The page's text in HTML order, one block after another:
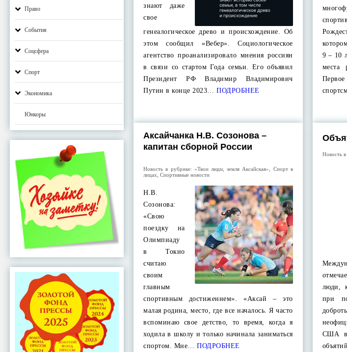
Право
События
Соцсфера
Спорт
Экономика
Юнкоры
знают даже
свое
генеалогическое древо и происхождение. Об
этом сообщил «Вебер». Социологическое
агентство проанализировало мнения россиян
в связи со стартом Года семьи. Его объявил
Президент РФ Владимир Владимирович
Путин в конце 2023… ПОДРОБНЕЕ
9 – 10
места
Аксайчанка Н.В. Созонова –
капитан сборной России
Новость в рубрике: «Твои люди, земля Аксайская»
Спорт в
лицах ,Спортивные новости
Н.В.
Созонова:
«Свою
поездку на
Олимпиаду
в Токио
считаю
своим
главным
спортивным достижением». «Аксай – это
малая родина, место, где все началось. Я часто
вспоминаю свое детство, то время, когда я
ходила в школу и только начинала заниматься
спортом. Мне… ПОДРОБНЕЕ
Новость
люди,
при
США в